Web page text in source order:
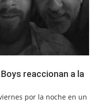
Boys reaccionan a la
por la noche en un